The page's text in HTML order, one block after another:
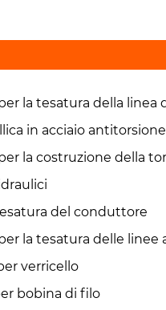
la tesatura della linea
in acciaio antitorsione
la costruzione della
del conduttore
la tesatura delle linee
verricello
bobina di filo